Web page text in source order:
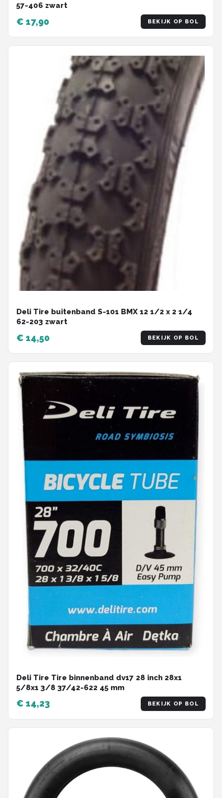
57-406 zwart
€ 17,90 BEKIJK OP BOL
Deli Tire buitenband S-101 BMX 12 1/2 x 2 1/4
62-203 zwart
€ 14,50 BEKIJK OP BOL
Deli Tire Tire binnenband dv17 28 inch 28x1
5/8x1 3/8 37/42-622 45 mm
€ 14,23 BEKIJK OP BOL